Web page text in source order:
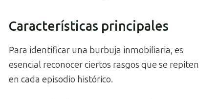
Características principales
Para identificar una burbuja inmobiliaria, es
esencial reconocer ciertos rasgos que se repiten
en cada episodio histórico.